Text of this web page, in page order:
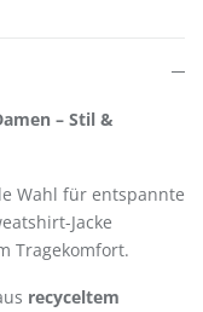
– Stil &
Wahl für entspannte
Jacke
Tragekomfort.
recyceltem